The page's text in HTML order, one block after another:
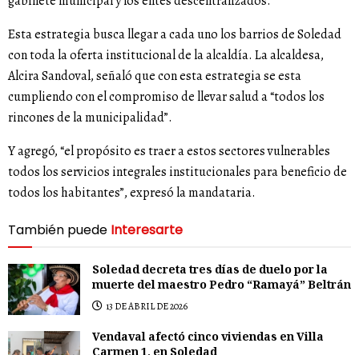
Esta estrategia busca llegar a cada uno los barrios de Soledad
con toda la oferta institucional de la alcaldía. La alcaldesa,
Alcira Sandoval, señaló que con esta estrategia se esta
cumpliendo con el compromiso de llevar salud a “todos los
rincones de la municipalidad”.
Y agregó, “el propósito es traer a estos sectores vulnerables
todos los servicios integrales institucionales para beneficio de
todos los habitantes”, expresó la mandataria.
También puede Interesarte
Soledad decreta tres días de duelo por la
muerte del maestro Pedro “Ramayá” Beltrán
13 DE ABRIL DE 2026
Vendaval afectó cinco viviendas en Villa